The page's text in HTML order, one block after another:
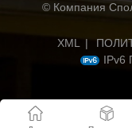
© Компания
XML
|